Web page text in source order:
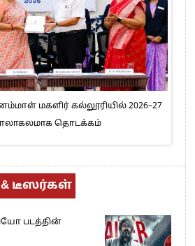
மகளிர் கல்லூரியில் 2026–27
தொடக்கம்
& டீஸர்கள்
படத்தின்